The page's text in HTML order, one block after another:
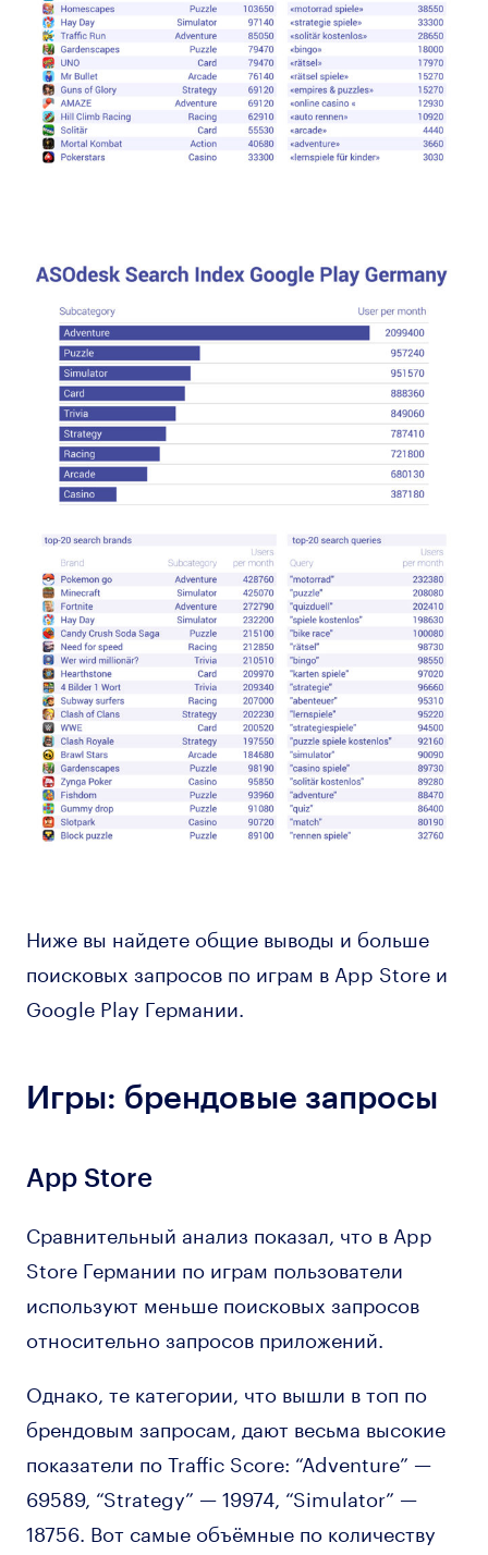
Ниже вы найдете общие выводы и больше
поисковых запросов по играм в App Store и
Google Play Германии.
Игры: брендовые запросы
App Store
Сравнительный анализ показал, что в App
Store Германии по играм пользователи
используют меньше поисковых запросов
относительно запросов приложений.
Однако, те категории, что вышли в топ по
брендовым запросам, дают весьма высокие
показатели по Traffic Score: “Adventure” —
69589, “Strategy” — 19974, “Simulator” —
18756. Вот самые объёмные по количеству